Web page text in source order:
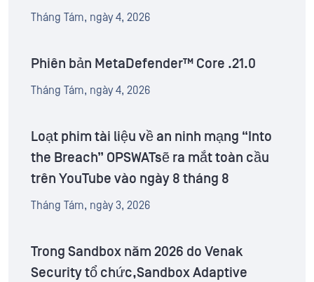
Tháng Tám, ngày 4, 2026
Phiên bản MetaDefender™ Core .21.0
Tháng Tám, ngày 4, 2026
Loạt phim tài liệu về an ninh mạng “Into
the Breach” OPSWATsẽ ra mắt toàn cầu
trên YouTube vào ngày 8 tháng 8
Tháng Tám, ngày 3, 2026
Trong Sandbox năm 2026 do Venak
Security tổ chức,Sandbox Adaptive